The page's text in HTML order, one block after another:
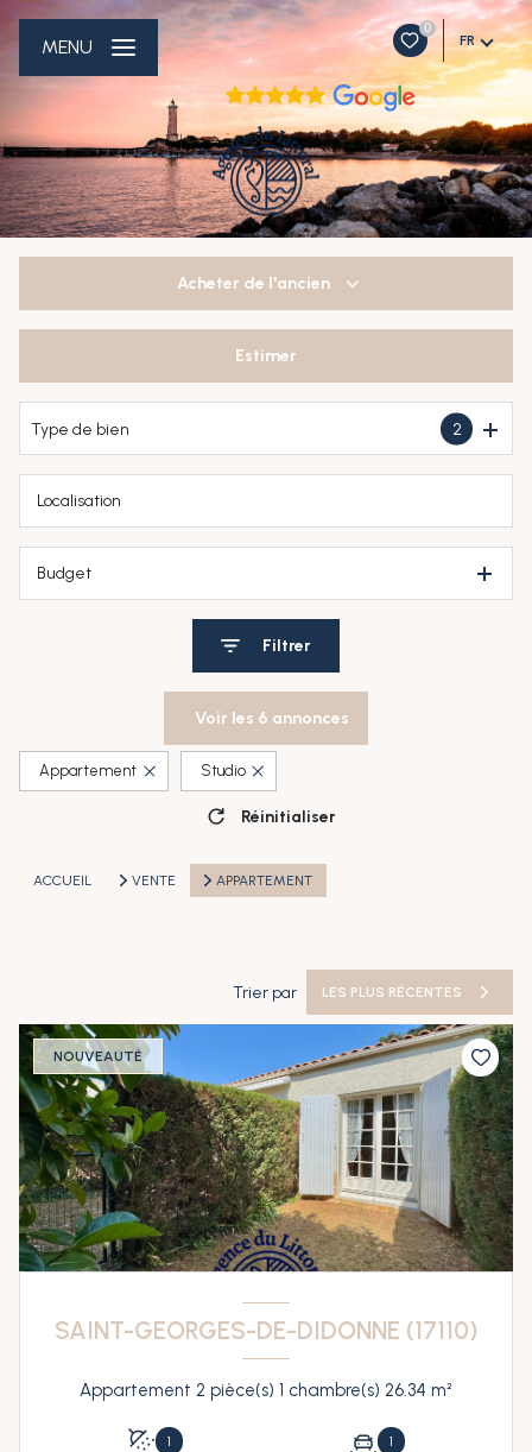
0
FR
MENU
Acheter de l'ancien
Estimer
Type de bien 2
Budget
Filtrer
Voir les 6 annonces
Appartement Studio
Réinitialiser
ACCUEIL VENTE APPARTEMENT
Trier par LES PLUS RÉCENTES
NOUVEAUTÉ
SAINT-GEORGES-DE-DIDONNE (17110)
Appartement 2 pièce(s) 1 chambre(s) 26.34 m²
1 1